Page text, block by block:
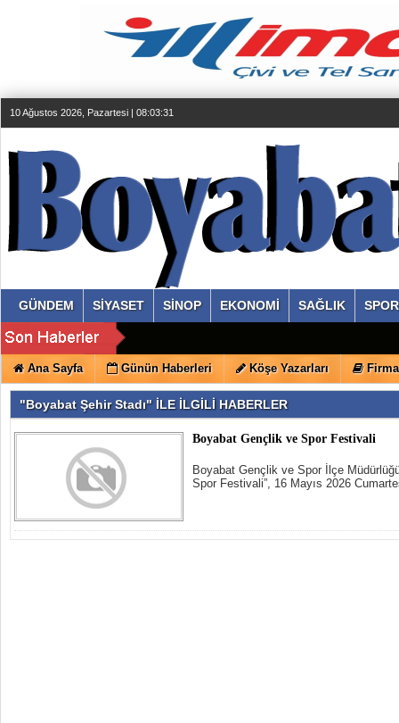
10 Ağustos 2026, Pazartesi | 08:03:32
GÜNDEM SİYASET SİNOP EKONOMİ SAĞLIK SPOR
Ana Sayfa Günün Haberleri Köşe Yazarları
"Boyabat Şehir Stadı" İLE İLGİLİ HABERLER
Boyabat Gençlik ve Spor Festivali
Boyabat Gençlik ve Spor İlçe
Spor Festivali”, 16 Mayıs 2026